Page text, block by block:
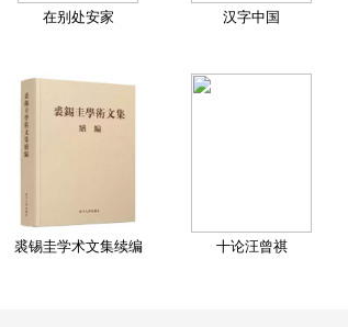
在别处安家 汉字中国
裘锡圭学术文集续编 十论汪曾祺